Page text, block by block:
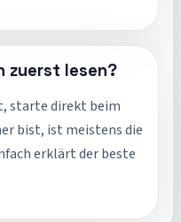
zuerst lesen?
starte direkt beim
bist, ist meistens die
erklärt der beste